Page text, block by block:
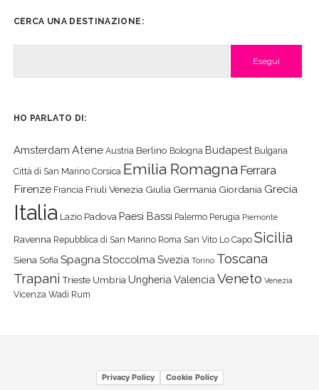
CERCA UNA DESTINAZIONE:
HO PARLATO DI:
Amsterdam Atene Austria Berlino Bologna Budapest Bulgaria
Città di San Marino Corsica Emilia Romagna Ferrara
Firenze Francia Friuli Venezia Giulia Germania Giordania Grecia
Italia Lazio Padova Paesi Bassi Palermo Perugia Piemonte
Ravenna Repubblica di San Marino Roma San Vito Lo Capo Sicilia
Siena Sofia Spagna Stoccolma Svezia Torino Toscana
Trapani Trieste Umbria Ungheria Valencia Veneto Venezia
Vicenza Wadi Rum
Privacy Policy Cookie Policy